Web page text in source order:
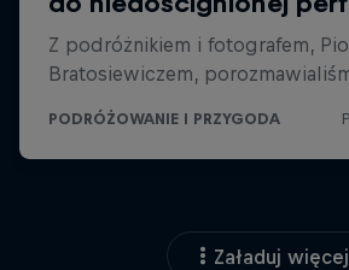
Załaduj więcej